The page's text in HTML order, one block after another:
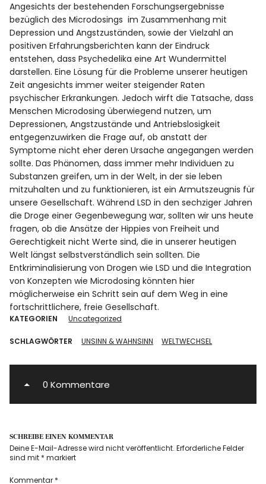
Angesichts der bestehenden Forschungsergebnisse
bezüglich des Microdosings im Zusammenhang mit
Depression und Angstzuständen, sowie der Vielzahl an
positiven Erfahrungsberichten kann der Eindruck
entstehen, dass Psychedelika eine Art Wundermittel
darstellen. Eine Lösung für die Probleme unserer heutigen
Zeit angesichts immer weiter steigender Raten
psychischer Erkrankungen. Jedoch wirft die Tatsache, dass
Menschen Microdosing überwiegend nutzen, um
Depressionen, Angstzustände und Antriebslosigkeit
entgegenzuwirken die Frage auf, ob anstatt der
Symptome nicht eher deren Ursache angegangen werden
sollte. Das Phänomen, dass immer mehr Individuen zu
Substanzen greifen, um in der Welt, in der sie leben
mitzuhalten und zu funktionieren, ist ein Armutszeugnis für
unsere Gesellschaft. Während LSD in den sechziger Jahren
die Droge einer Gegenbewegung war, sollten wir uns heute
fragen, ob die Ansätze der Hippies von Freiheit und
Gerechtigkeit nicht Werte sind, die in unserer heutigen
Welt längst selbstverständlich sein sollten. Die
Entkriminalisierung von Drogen wie LSD und die Integration
von Konzepten wie Microdosing könnten hier
möglicherweise ein Schritt sein auf dem Weg in eine
fortschrittlichere, freie Gesellschaft.
KATEGORIEN Uncategorized
SCHLAGWÖRTER UNSINN & WAHNSINN WELTWECHSEL
0 Kommentare
SCHREIBE EINEN KOMMENTAR
Deine E-Mail-Adresse wird nicht veröffentlicht. Erforderliche Felder
sind mit * markiert
Kommentar *